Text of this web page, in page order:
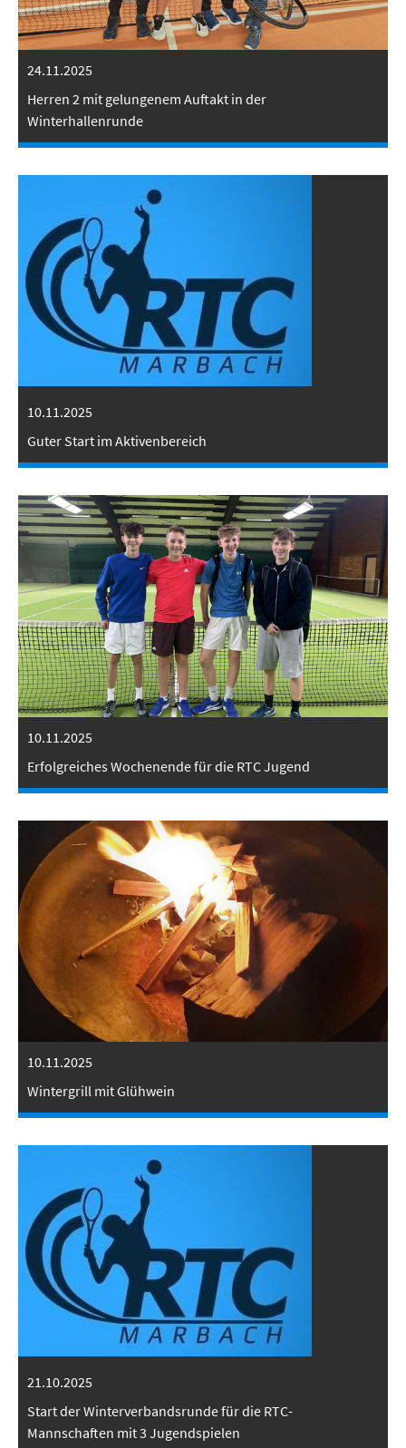
24.11.2025
Herren 2 mit gelungenem Auftakt in der
Winterhallenrunde
10.11.2025
Guter Start im Aktivenbereich
10.11.2025
Erfolgreiches Wochenende für die RTC Jugend
10.11.2025
Wintergrill mit Glühwein
21.10.2025
Start der Winterverbandsrunde für die RTC-
Mannschaften mit 3 Jugendspielen